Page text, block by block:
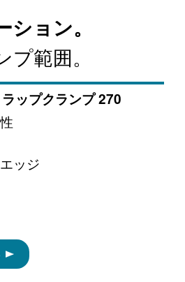
ョン。
範囲。
ップクランプ 270
ッジ